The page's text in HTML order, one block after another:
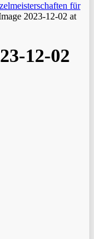
für
2023-12-02 at
12-02